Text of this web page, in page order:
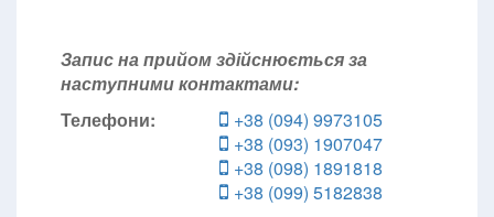
Запис на прийом здійснюється за
наступними контактами:
Телефони:
+38 (094) 9973105
+38 (093) 1907047
+38 (098) 1891818
+38 (099) 5182838